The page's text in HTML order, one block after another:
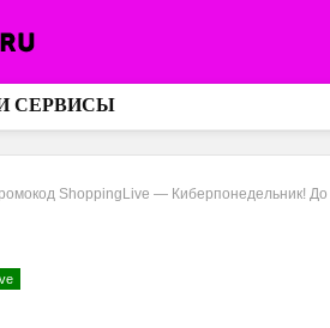
СЕРВИСЫ
ShoppingLive — Киберпонедельник!